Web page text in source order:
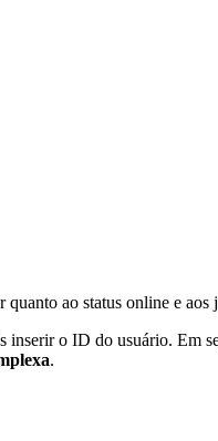
ao status online e aos
inserir o ID do usuário. Em
.